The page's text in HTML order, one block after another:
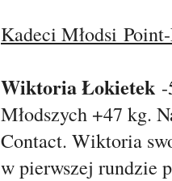
Kadeci Młodsi
Wiktoria Łokietek
Młodszych +47 kg.
Contact. Wiktoria
w pierwszej rundzie